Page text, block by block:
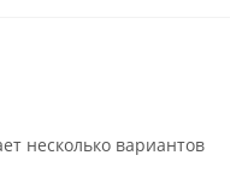
несколько вариантов